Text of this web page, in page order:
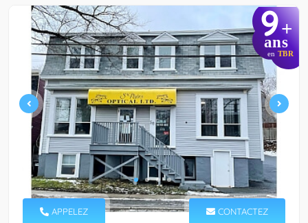
9+
ans
en TBR
APPELEZ CONTACTEZ